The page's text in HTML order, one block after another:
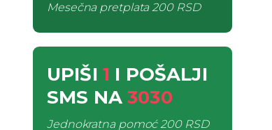
Mesečna pretplata200 RSD
UPIŠI 1 I POŠALJI
SMS NA 3030
Jednokratna pomoć200 RSD